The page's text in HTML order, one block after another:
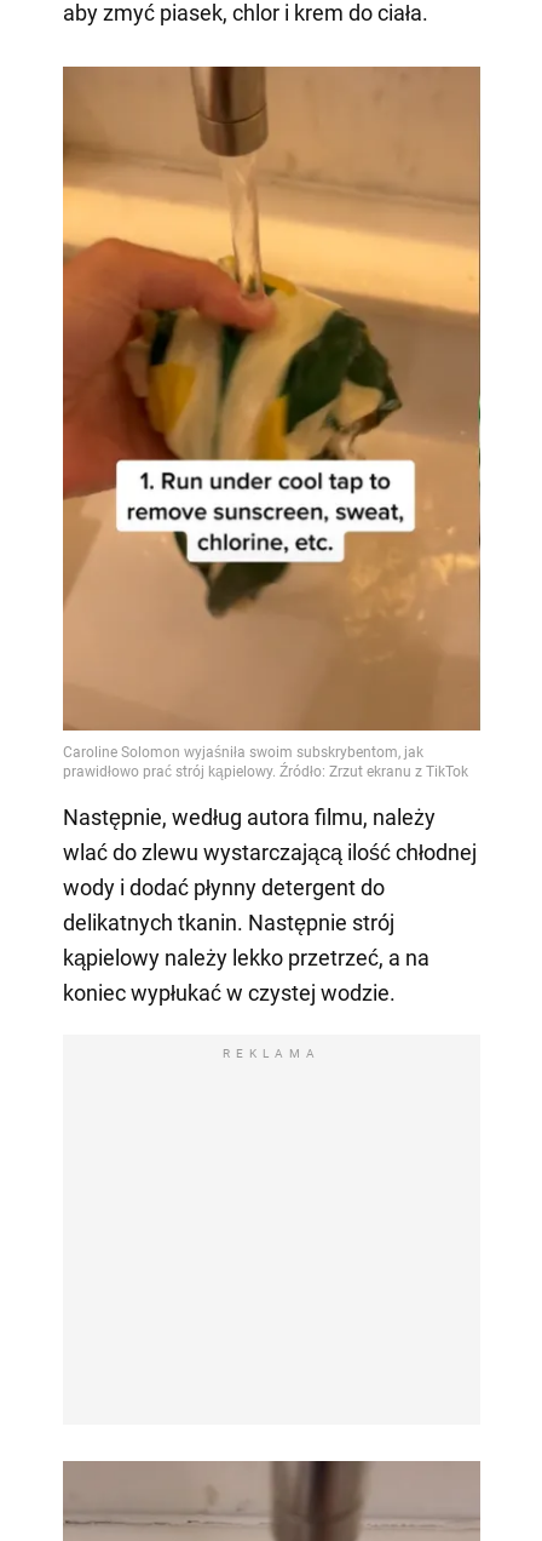
aby zmyć piasek, chlor i krem do ciała.
Następnie, według autora filmu, należy
wlać do zlewu wystarczającą ilość chłodnej
wody i dodać płynny detergent do
delikatnych tkanin. Następnie strój
kąpielowy należy lekko przetrzeć, a na
koniec wypłukać w czystej wodzie.
REKLAMA